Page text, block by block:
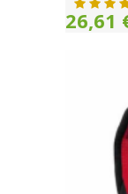
26,61